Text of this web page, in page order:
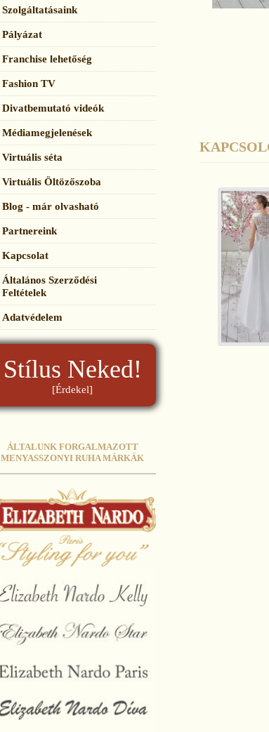
Szolgáltatásaink
Pályázat
Franchise lehetőség
Fashion TV
Divatbemutató videók
Médiamegjelenések
Virtuális séta
Virtuális Öltözőszoba
Blog - már olvasható
Partnereink
Kapcsolat
Általános Szerződési
Feltételek
Adatvédelem
Stílus Neked!
[Érdekel]
ÁLTALUNK FORGALMAZOTT
MENYASSZONYI RUHA MÁRKÁK